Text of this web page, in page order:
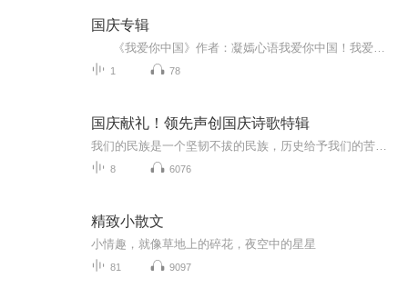
国庆专辑
1 78
国庆献礼！领先声创国庆诗歌特辑
8 6076
精致小散文
小情趣，就像草地上的碎花，夜空中的星星
81 9097